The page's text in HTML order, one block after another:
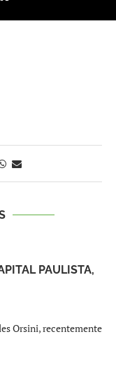
PAULISTA,
Orsini, recentemente